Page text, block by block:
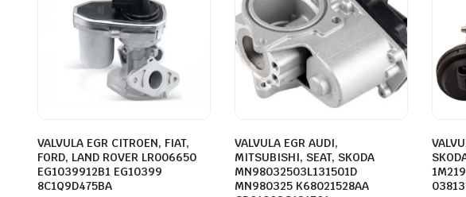
VALVULA EGR CITROEN, FIAT,
FORD, LAND ROVER LR006650
EG1039912B1 EG10399
8C1Q9D475BA
VALVULA EGR AUDI,
MITSUBISHI, SEAT, SKODA
MN98032503L131501D
MN980325 K68021528AA